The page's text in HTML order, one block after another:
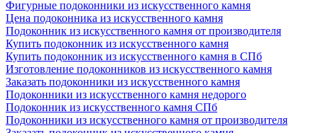
Фигурные подоконники из искусственного камня
Цена подоконника из искусственного камня
Подоконник из искусственного камня от производителя
Купить подоконник из искусственного камня
Купить подоконник из искусственного камня в СПб
Изготовление подоконников из искусственного камня
Заказать подоконники из искусственного камня
Подоконники из искусственного камня недорого
Подоконник из искусственного камня СПб
Подоконники из искусственного камня от производителя